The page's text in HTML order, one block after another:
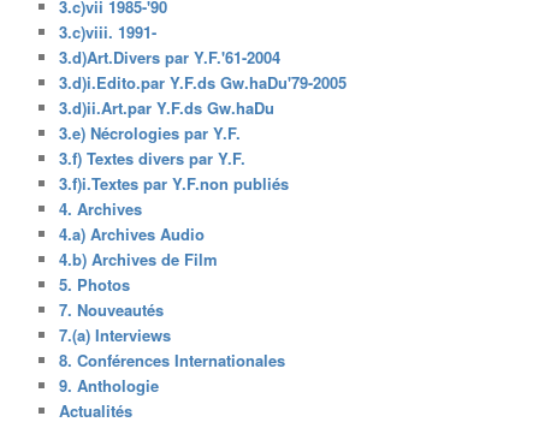
3.c)vii 1985-'90
3.c)viii. 1991-
3.d)Art.Divers par Y.F.'61-2004
3.d)i.Edito.par Y.F.ds Gw.haDu'79-2005
3.d)ii.Art.par Y.F.ds Gw.haDu
3.e) Nécrologies par Y.F.
3.f) Textes divers par Y.F.
3.f)i.Textes par Y.F.non publiés
4. Archives
4.a) Archives Audio
4.b) Archives de Film
5. Photos
7. Nouveautés
7.(a) Interviews
8. Conférences Internationales
9. Anthologie
Actualités